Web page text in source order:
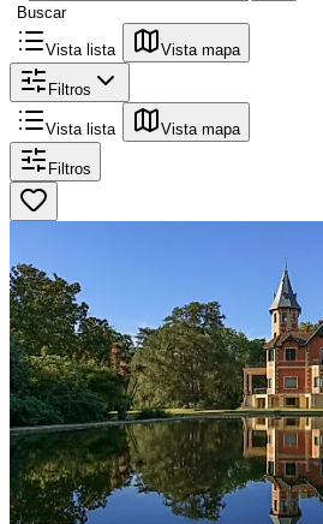
Buscar
Vista lista Vista mapa
Filtros
Vista lista Vista mapa
Filtros